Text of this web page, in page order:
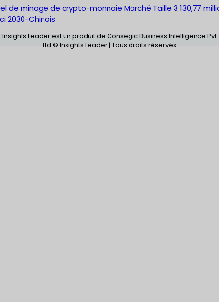
de minage de crypto-monnaie Marché Taille 3 130,77
2030-Chinois
Insights Leader est un produit de Consegic Business Intelligence Pvt
Ltd © Insights Leader | Tous droits réservés